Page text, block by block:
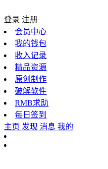
登录 注册
会员中心
我的钱包
收入记录
精品资源
原创制作
破解软件
RMB求助
每日签到
主页 发现 消息 我的